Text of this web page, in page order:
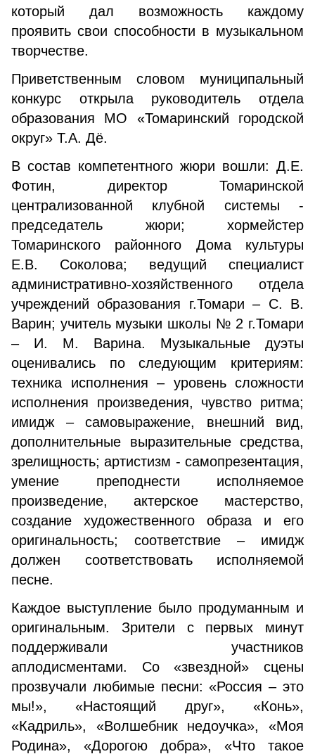
который дал возможность каждому
проявить свои способности в музыкальном
творчестве.
Приветственным словом муниципальный
конкурс открыла руководитель отдела
образования МО «Томаринский городской
округ» Т.А. Дё.
В состав компетентного жюри вошли: Д.Е.
Фотин, директор Томаринской
централизованной клубной системы -
председатель жюри; хормейстер
Томаринского районного Дома культуры
Е.В. Соколова; ведущий специалист
административно-хозяйственного отдела
учреждений образования г.Томари – С. В.
Варин; учитель музыки школы № 2 г.Томари
– И. М. Варина. Музыкальные дуэты
оценивались по следующим критериям:
техника исполнения – уровень сложности
исполнения произведения, чувство ритма;
имидж – самовыражение, внешний вид,
дополнительные выразительные средства,
зрелищность; артистизм - самопрезентация,
умение преподнести исполняемое
произведение, актерское мастерство,
создание художественного образа и его
оригинальность; соответствие – имидж
должен соответствовать исполняемой
песне.
Каждое выступление было продуманным и
оригинальным. Зрители с первых минут
поддерживали участников
аплодисментами. Со «звездной» сцены
прозвучали любимые песни: «Россия – это
мы!», «Настоящий друг», «Конь»,
«Кадриль», «Волшебник недоучка», «Моя
Родина», «Дорогою добра», «Что такое